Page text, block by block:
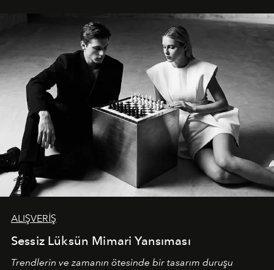
ALIŞVERİŞ
Sessiz Lüksün Mimari Yansıması
Trendlerin ve zamanın ötesinde bir tasarım duruşu